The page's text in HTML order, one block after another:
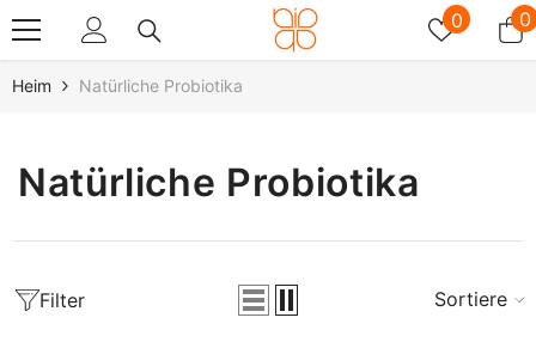
0 00
Heim Natürliche Probiotika
Natürliche Probiotika
Filter Sortieren